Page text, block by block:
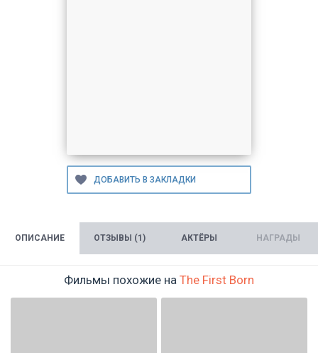
ОПИСАНИЕ ОТЗЫВЫ (1) АКТЁРЫ НАГРАДЫ
Фильмы похожие на The First Born